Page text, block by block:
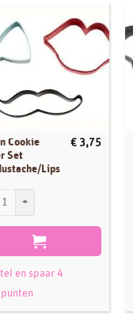
Cookie
Set
Lips
€ 3,75
Cookie Cutter Set Tie/Mustache/
en spaar 4